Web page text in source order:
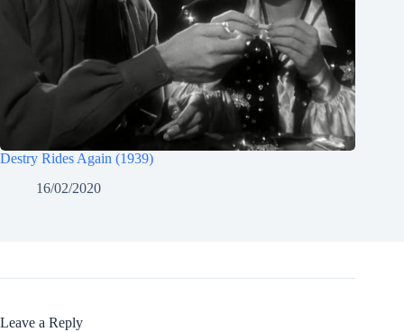
Destry Rides Again (1939)
16/02/2020
Leave a Reply